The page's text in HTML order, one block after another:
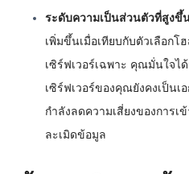
ระดับความเป็นส่วนตัวที่สูงขึ้
เพิ่มขึ้นเมื่อเทียบกับตัวเลือกโ
เซิร์ฟเวอร์เฉพาะ คุณมั่นใจไ
เซิร์ฟเวอร์ของคุณยังคงเป็น
กำลังลดความเสี่ยงของการ
ละเมิดข้อมูล